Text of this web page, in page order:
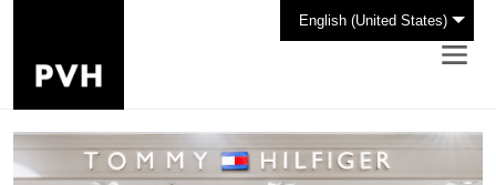
English (United States)